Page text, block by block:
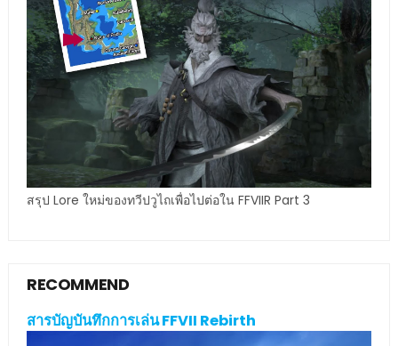
สรุป Lore ใหม่ของทวีปวูไถเพื่อไปต่อใน FFVIIR Part 3
RECOMMEND
สารบัญบันทึกการเล่น FFVII Rebirth